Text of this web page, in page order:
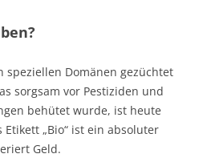
speziellen Domänen gezüchtet
sorgsam vor Pestiziden und
behütet wurde, ist heute
„Bio“ ist ein absoluter
Geld.